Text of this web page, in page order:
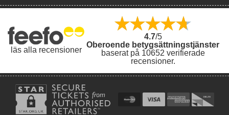
läs alla recensioner
4.7/5
Oberoende betygsättningstjänster
baserat på 10652 verifierade
recensioner.